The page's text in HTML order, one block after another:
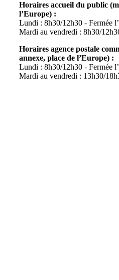
Horaires accueil du public
l’Europe) :
Lundi : 8h30/12h30 - Fermée
Mardi au vendredi : 8h30/
Horaires agence postale
annexe, place de l’Europe) :
Lundi : 8h30/12h30 - Fermée
Mardi au vendredi : 13h30/